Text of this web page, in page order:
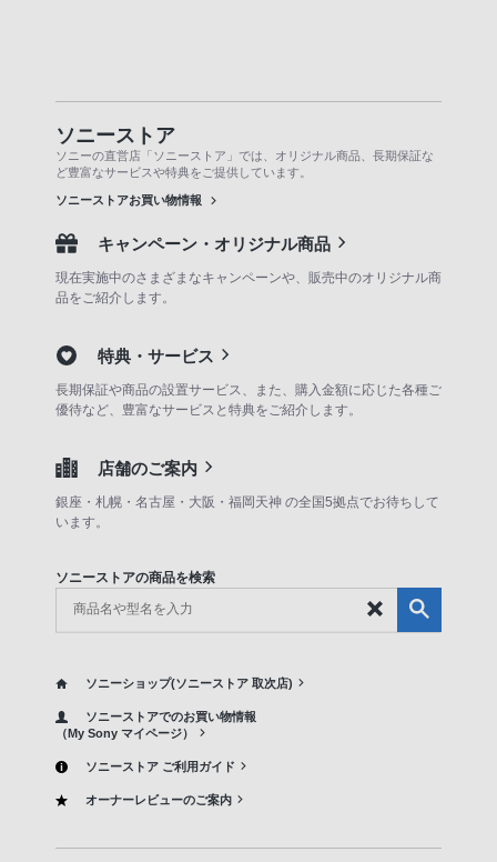
ソニーストア
ソニーの直営店「ソニーストア」では、オリジナル商品、長期保証な
ど豊富なサービスや特典をご提供しています。
ソニーストアお買い物情報
キャンペーン・オリジナル商品
現在実施中のさまざまなキャンペーンや、販売中のオリジナル商
品をご紹介します。
特典・サービス
長期保証や商品の設置サービス、また、購入金額に応じた各種ご
優待など、豊富なサービスと特典をご紹介します。
店舗のご案内
銀座・札幌・名古屋・大阪・福岡天神 の全国5拠点でお待ちして
います。
ソニーストアの商品を検索
ソニーショップ(ソニーストア 取次店)
ソニーストアでのお買い物情報
（My Sony マイページ）
ソニーストア ご利用ガイド
オーナーレビューのご案内